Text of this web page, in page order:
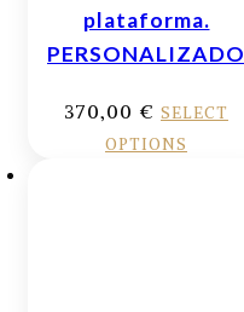
plataforma.
PERSONALIZADO
370,00 € SELECT
OPTIONS